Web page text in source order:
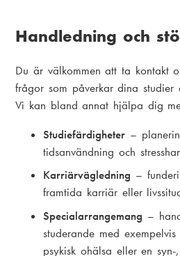
Handledning och
Du är välkommen att ta kontakt
frågor som påverkar dina studier
Vi kan bland annat hjälpa dig
Studiefärdigheter –
tidsanvändning och
Karriärvägledning –
framtida karriär eller
Specialarrangemang –
studerande med
psykisk ohälsa eller en